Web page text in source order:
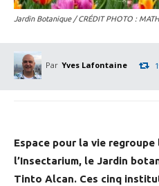
Jardin Botanique / CRÉDIT PHOTO :
Par Yves Lafontaine
Espace pour la vie
l’Insectarium, le Jardin
Tinto Alcan. Ces cinq